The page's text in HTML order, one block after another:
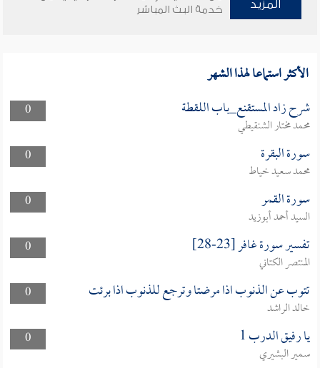
المزيد
خدمة البث المباشر
الأكثر استماعا لهذا الشهر
0 شرح زاد المستقنع_باب اللقطة
محمد مختار الشنقيطي
0
سورة البقرة
محمد سعيد خياط
0
سورة القمر
السيد أحمد أبوزيد
0
تفسير سورة غافر [23-28]
المنتصر الكتاني
0
تتوب عن الذنوب اذا مرضتا وترجع للذنوب اذا برئت
خالد الراشد
0
يا رفيق الدرب 1
سمير البشيري